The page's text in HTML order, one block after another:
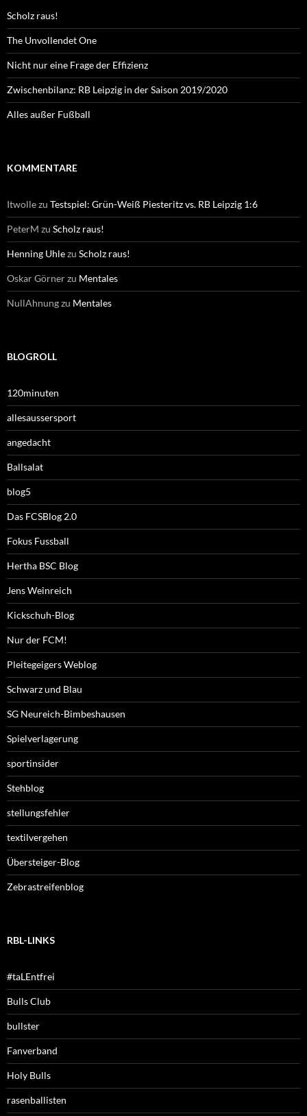
Scholz raus!
The Unvollendet One
Nicht nur eine Frage der Effizienz
Zwischenbilanz: RB Leipzig in der Saison 2019/2020
Alles außer Fußball
KOMMENTARE
Itwollezu Testspiel: Grün-Weiß Piesteritz vs. RB Leipzig 1:6
PeterM zu Scholz raus!
Henning Uhlezu Scholz raus!
Oskar Görnerzu Mentales
NullAhnungzu Mentales
BLOGROLL
120minuten
allesaussersport
angedacht
Ballsalat
blog5
Das FCSBlog 2.0
Fokus Fussball
Hertha BSC Blog
Jens Weinreich
Kickschuh-Blog
Nur der FCM!
Pleitegeigers Weblog
Schwarz und Blau
SG Neureich-Bimbeshausen
Spielverlagerung
sportinsider
Stehblog
stellungsfehler
textilvergehen
Übersteiger-Blog
Zebrastreifenblog
RBL-LINKS
#taLEntfrei
Bulls Club
bullster
Fanverband
Holy Bulls
rasenballisten